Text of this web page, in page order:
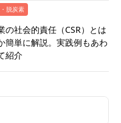
脱炭素
の社会的責任（CSR）とは
簡単に解説。実践例もあわ
紹介